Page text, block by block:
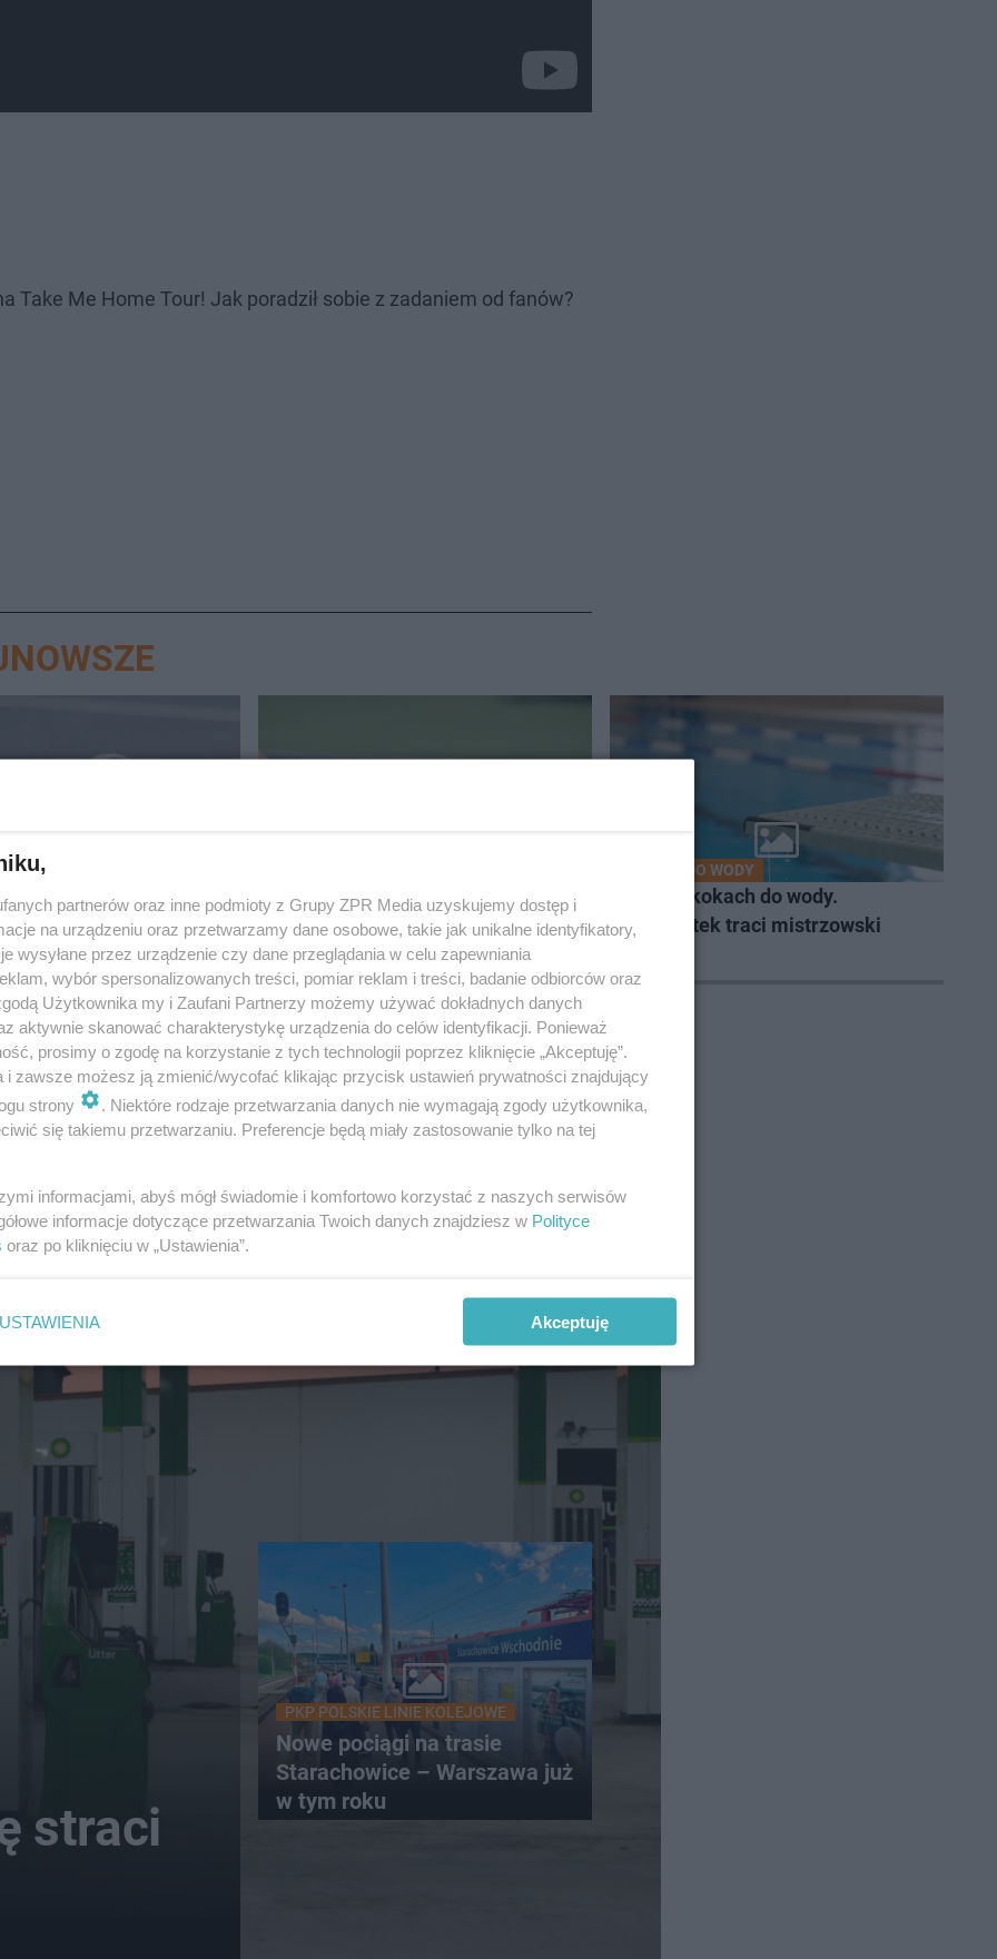
Take Me Home Tour! Jak poradził sobie z zadaniem od fanów?
gra dalej w ATP
Z kim zmierzy się
rundzie?
WTA Toronto. Czy Magdalena
Fręch zdołała pokonać
faworytkę?
SKOKI DO WODY
ME w skokach do wody.
Rzeszutek traci mistrzowski
straci
6
później zniknął. Tragiczny
PKP POLSKIE LINIE KOLEJOWE
Nowe pociągi na trasie
Starachowice – Warszawa już
w tym roku
partnerów oraz inne podmioty z Grupy ZPR Media uzyskujemy dostęp i
na urządzeniu oraz przetwarzamy dane osobowe, takie jak unikalne identyfikatory,
wysyłane przez urządzenie czy dane przeglądania w celu zapewniania
wybór spersonalizowanych treści, pomiar reklam i treści, badanie odbiorców oraz
Użytkownika my i Zaufani Partnerzy możemy używać dokładnych danych
aktywnie skanować charakterystykę urządzenia do celów identyfikacji. Ponieważ
prosimy o zgodę na korzystanie z tych technologii poprzez kliknięcie „Akceptuję”.
i zawsze możesz ją zmienić/wycofać klikając przycisk ustawień prywatności znajdujący
strony
. Niektóre rodzaje przetwarzania danych nie wymagają zgody użytkownika,
się takiemu przetwarzaniu. Preferencje będą miały zastosowanie tylko na tej
informacjami, abyś mógł świadomie i komfortowo korzystać z naszych serwisów
informacje dotyczące przetwarzania Twoich danych znajdziesz w Polityce
oraz po kliknięciu w „Ustawienia”.
USTAWIENIA Akceptuję